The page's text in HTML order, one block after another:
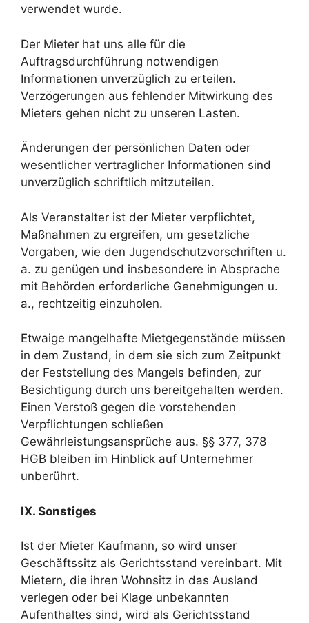
verwendet wurde.
Der Mieter hat uns alle für die
Auftragsdurchführung notwendigen
Informationen unverzüglich zu erteilen.
Verzögerungen aus fehlender Mitwirkung des
Mieters gehen nicht zu unseren Lasten.
Änderungen der persönlichen Daten oder
wesentlicher vertraglicher Informationen sind
unverzüglich schriftlich mitzuteilen.
Als Veranstalter ist der Mieter verpflichtet,
Maßnahmen zu ergreifen, um gesetzliche
Vorgaben, wie den Jugendschutzvorschriften u.
a. zu genügen und insbesondere in Absprache
mit Behörden erforderliche Genehmigungen u.
a., rechtzeitig einzuholen.
Etwaige mangelhafte Mietgegenstände müssen
in dem Zustand, in dem sie sich zum Zeitpunkt
der Feststellung des Mangels befinden, zur
Besichtigung durch uns bereitgehalten werden.
Einen Verstoß gegen die vorstehenden
Verpflichtungen schließen
Gewährleistungsansprüche aus. §§ 377, 378
HGB bleiben im Hinblick auf Unternehmer
unberührt.
IX. Sonstiges
Ist der Mieter Kaufmann, so wird unser
Geschäftssitz als Gerichtsstand vereinbart. Mit
Mietern, die ihren Wohnsitz in das Ausland
verlegen oder bei Klage unbekannten
Aufenthaltes sind, wird als Gerichtsstand